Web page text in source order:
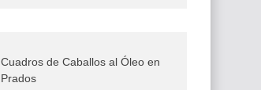
Cuadros de Caballos al Óleo en
Prados